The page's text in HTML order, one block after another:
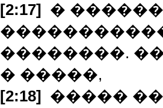
[2:17] �
��������.
� �����,
[2:18] �����